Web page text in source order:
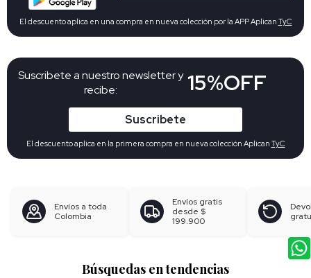
Suscribete a nuestro newsletter y
recibe:
15%OFF
Suscribete
El descuento aplica en la primera compra en nueva colección Aplican TyC
El descuento aplica en una compra en nueva colección por la APP Aplican TyC
Envíos a toda
Colombia
Envíos gratis
desde $
199.900
Búsquedas en tendencias